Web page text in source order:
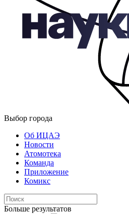
Выбор города
Об ИЦАЭ
Новости
Атомотека
Команда
Приложение
Комикс
Больше результатов